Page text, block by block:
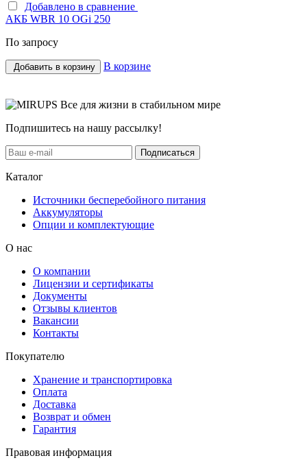
Добавлено в сравнение
АКБ WBR 10 OGi 250
По запросу
Добавить в корзину В корзине
Все для жизни в стабильном мире
Подпишитесь на нашу рассылку!
Подписаться
Каталог
Источники бесперебойного питания
Аккумуляторы
Опции и комплектующие
О нас
О компании
Лицензии и сертификаты
Документы
Отзывы клиентов
Вакансии
Контакты
Покупателю
Хранение и транспортировка
Оплата
Доставка
Возврат и обмен
Гарантия
Правовая информация